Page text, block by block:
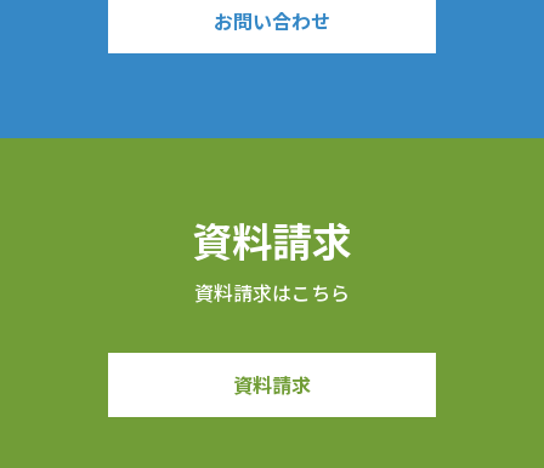
お問い合わせ
資料請求
資料請求はこちら
資料請求